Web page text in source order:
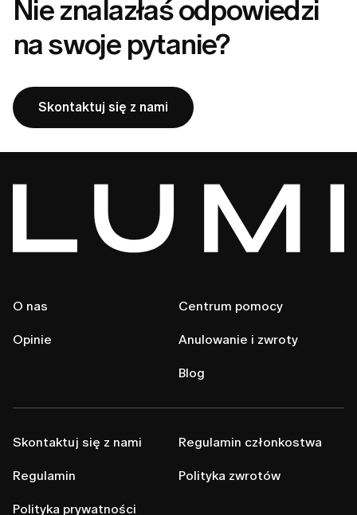
Nie znalazłaś odpowiedzi
na swoje pytanie?
Skontaktuj się z nami
O nas
Opinie
Centrum pomocy
Anulowanie i zwroty
Blog
Skontaktuj się z nami
Regulamin
Polityka prywatności
Regulamin członkostwa
Polityka zwrotów